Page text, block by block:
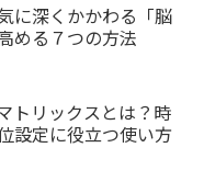
に深くかかわる「脳
める７つの方法
トリックスとは？時
設定に役立つ使い方